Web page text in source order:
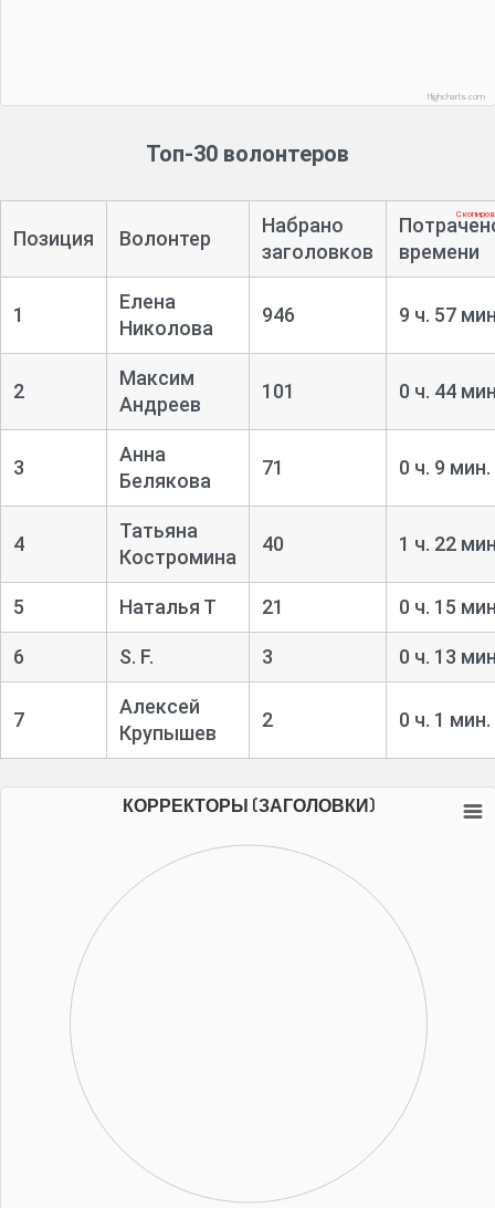
Highcharts.com
Топ-30 волонтеров
Позиция Волонтер
Набрано
заголовков
времени
1
Елена
Николова
946 9 ч. 57
2
Максим
Андреев
101 0 ч. 44
3
Анна
Белякова
71 0 ч. 9 мин.
4
Татьяна
Костромина
40 1 ч. 22
5 Наталья Т 21 0 ч. 15
6 S. F. 3 0 ч. 13
7
Алексей
Крупышев
2 0 ч. 1 мин.
КОРРЕКТОРЫ (ЗАГОЛОВКИ)